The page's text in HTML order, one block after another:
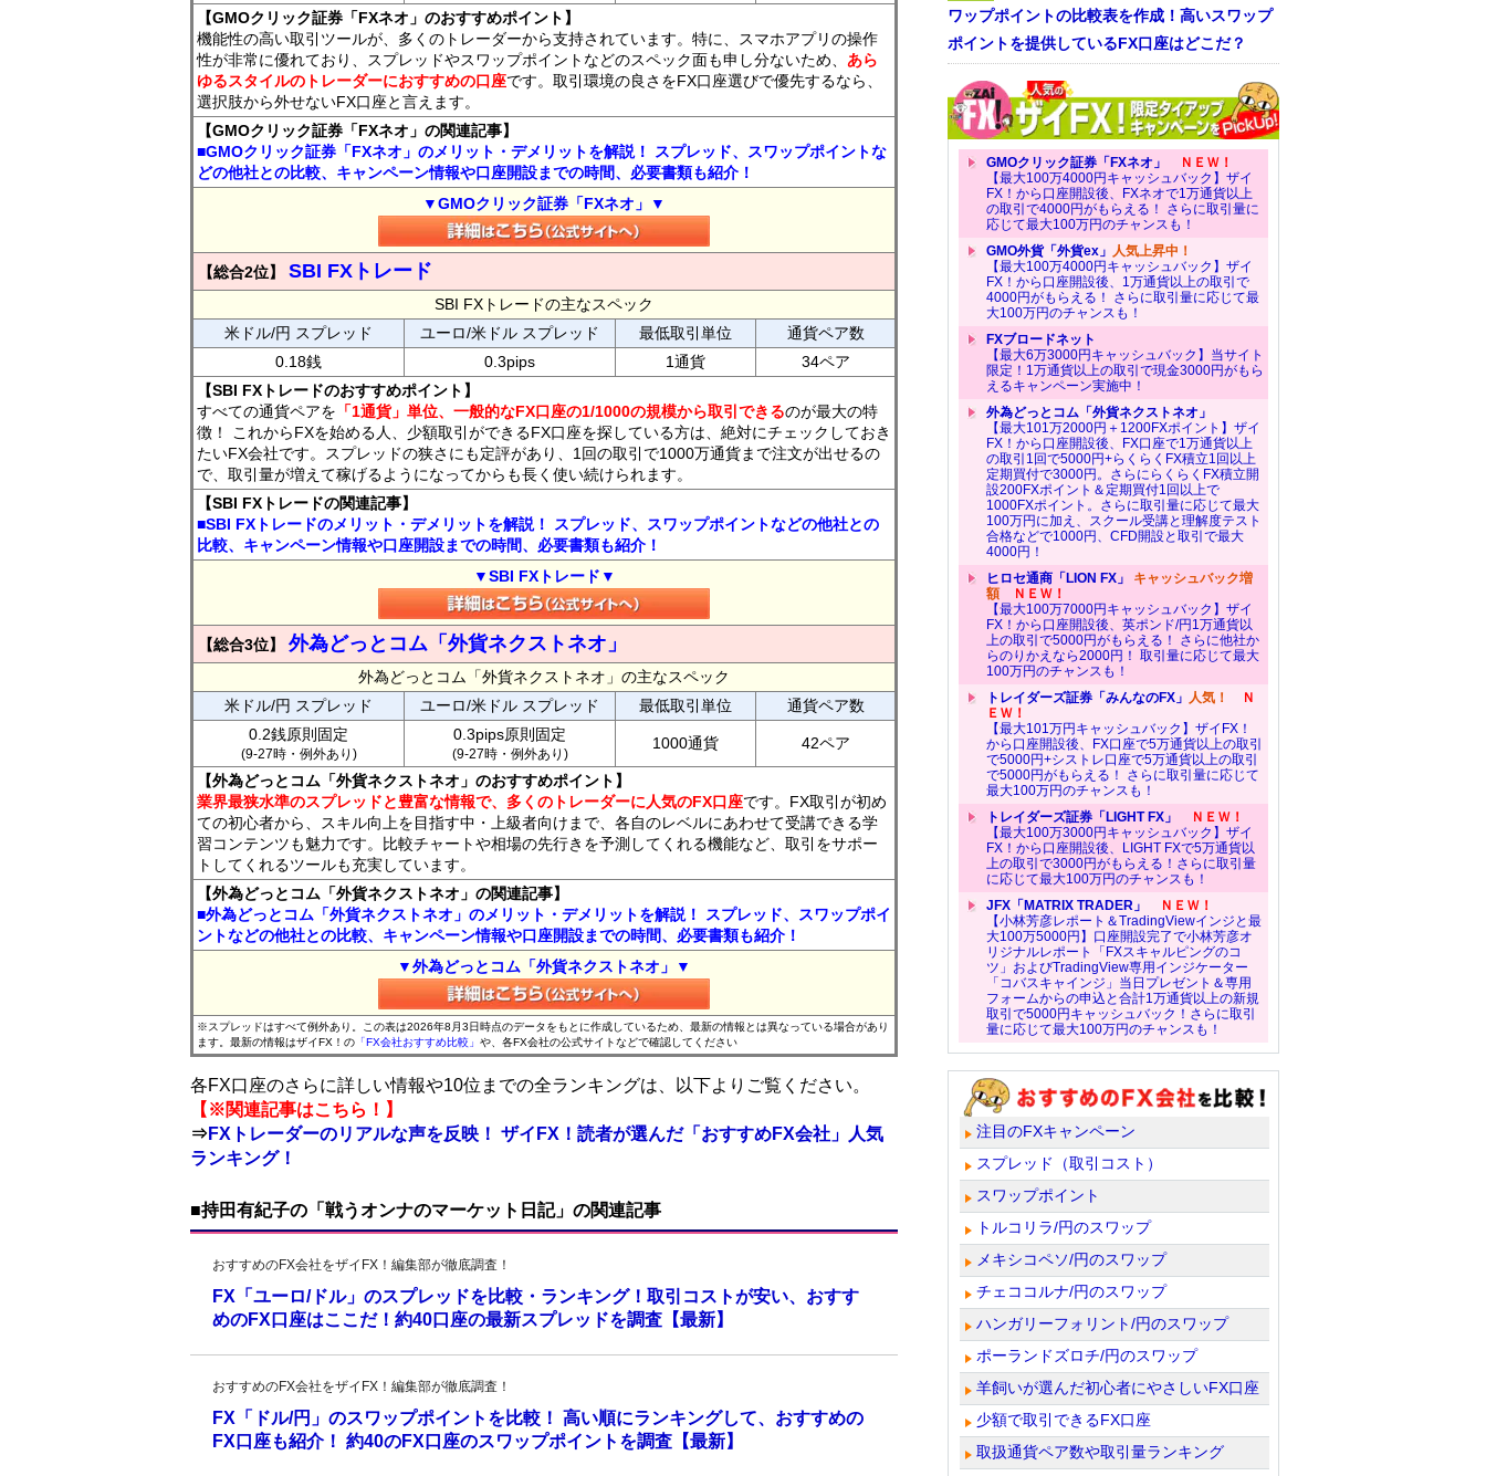
【GMOクリック証券「FXネオ」のおすすめポイント】
機能性の高い取引ツールが、多くのトレーダーから支持されています。特に、スマホアプリの操作
性が非常に優れており、スプレッドやスワップポイントなどのスペック面も申し分ないため、 あら
ゆるスタイルのトレーダーにおすすめの口座です。取引環境の良さをFX口座選びで優先するなら、
選択肢から外せないFX口座と言えます。
【GMOクリック証券「FXネオ」の関連記事】
■GMOクリック証券「FXネオ」のメリット・デメリットを解説！ スプレッド、スワップポイントな
どの他社との比較、キャンペーン情報や口座開設までの時間、必要書類も紹介！
▼GMOクリック証券「FXネオ」▼
【総合2位】 SBI FXトレード
SBI FXトレードの主なスペック
米ドル/円 スプレッド
ユーロ/米ドル スプレッド 最低取引単位
通貨ペア数
0.18銭
0.3pips 1通貨
34ペア
【SBI FXトレードのおすすめポイント】
すべての通貨ペアを 「1通貨」単位、一般的なFX口座の1/1000の規模から取引できるのが最大の特
徴！ これからFXを始める人、少額取引ができるFX口座を探している方は、絶対にチェックしておき
たいFX会社です。スプレッドの狭さにも定評があり、1回の取引で1000万通貨まで注文が出せるの
で、取引量が増えて稼げるようになってからも長く使い続けられます。
【SBI FXトレードの関連記事】
■SBI FXトレードのメリット・デメリットを解説！ スプレッド、スワップポイントなどの他社との
比較、キャンペーン情報や口座開設までの時間、必要書類も紹介！
▼SBI FXトレード▼
【総合3位】 外為どっとコム「外貨ネクストネオ」
外為どっとコム「外貨ネクストネオ」の主なスペック
米ドル/円 スプレッド
ユーロ/米ドル スプレッド 最低取引単位
通貨ペア数
0.2銭原則固定
(9-27時・例外あり)
0.3pips原則固定
(9-27時・例外あり)
1000通貨 42ペア
【外為どっとコム「外貨ネクストネオ」のおすすめポイント】
業界最狭水準のスプレッドと豊富な情報で、多くのトレーダーに人気のFX口座です。FX取引が初め
ての初心者から、スキル向上を目指す中・上級者向けまで、各自のレベルにあわせて受講できる学
習コンテンツも魅力です。比較チャートや相場の先行きを予測してくれる機能など、取引をサポー
トしてくれるツールも充実しています。
【外為どっとコム「外貨ネクストネオ」の関連記事】
■外為どっとコム「外貨ネクストネオ」のメリット・デメリットを解説！ スプレッド、スワップポイ
ントなどの他社との比較、キャンペーン情報や口座開設までの時間、必要書類も紹介！
▼外為どっとコム「外貨ネクストネオ」▼
※スプレッドはすべて例外あり。この表は2026年8月3日時点のデータをもとに作成しているため、最新の情報とは異なっている場合があり
ます。最新の情報はザイFX！の 「FX会社おすすめ比較」 や、各FX会社の公式サイトなどで確認してください
各FX口座のさらに詳しい情報や10位までの全ランキングは、以下よりご覧ください。
【※関連記事はこちら！】
⇒FXトレーダーのリアルな声を反映！ ザイFX！読者が選んだ「おすすめFX会社」人気
ランキング！
■持田有紀子の「戦うオンナのマーケット日記」の関連記事
おすすめのFX会社をザイFX！編集部が徹底調査！
FX「ユーロ/ドル」のスプレッドを比較・ランキング！取引コストが安い、おすす
めのFX口座はここだ！約40口座の最新スプレッドを調査【最新】
おすすめのFX会社をザイFX！編集部が徹底調査！
FX「ドル/円」のスワップポイントを比較！ 高い順にランキングして、おすすめの
FX口座も紹介！ 約40のFX口座のスワップポイントを調査【最新】
ワップポイントの比較表を作成！高いスワップ
ポイントを提供しているFX口座はどこだ？
GMOクリック証券「FXネオ」
ＮＥＷ！
【最大100万4000円キャッシュバック】ザイ
FX！から口座開設後、FXネオで1万通貨以上
の取引で4000円がもらえる！ さらに取引量に
応じて最大100万円のチャンスも！
GMO外貨「外貨ex」 人気上昇中！
【最大100万4000円キャッシュバック】ザイ
FX！から口座開設後、1万通貨以上の取引で
4000円がもらえる！ さらに取引量に応じて最
大100万円のチャンスも！
FXブロードネット
【最大6万3000円キャッシュバック】当サイト
限定！1万通貨以上の取引で現金3000円がもら
えるキャンペーン実施中！
外為どっとコム「外貨ネクストネオ」
【最大101万2000円＋1200FXポイント】ザイ
FX！から口座開設後、FX口座で1万通貨以上
の取引1回で5000円+らくらくFX積立1回以上
定期買付で3000円。さらにらくらくFX積立開
設200FXポイント＆定期買付1回以上で
1000FXポイント。さらに取引量に応じて最大
100万円に加え、スクール受講と理解度テスト
合格などで1000円、CFD開設と取引で最大
4000円！
ヒロセ通商「LION FX」 キャッシュバック増
額ＮＥＷ！
【最大100万7000円キャッシュバック】ザイ
FX！から口座開設後、英ポンド/円1万通貨以
上の取引で5000円がもらえる！ さらに他社か
らのりかえなら2000円！ 取引量に応じて最大
100万円のチャンスも！
トレイダーズ証券「みんなのFX」 人気！
Ｎ
ＥＷ！
【最大101万円キャッシュバック】ザイFX！
から口座開設後、FX口座で5万通貨以上の取引
で5000円+シストレ口座で5万通貨以上の取引
で5000円がもらえる！ さらに取引量に応じて
最大100万円のチャンスも！
トレイダーズ証券「LIGHT FX」
ＮＥＷ！
【最大100万3000円キャッシュバック】ザイ
FX！から口座開設後、LIGHT FXで5万通貨以
上の取引で3000円がもらえる！さらに取引量
に応じて最大100万円のチャンスも！
JFX「MATRIX TRADER」
ＮＥＷ！
【小林芳彦レポート＆TradingViewインジと最
大100万5000円】口座開設完了で小林芳彦オ
リジナルレポート「FXスキャルピングのコ
ツ」およびTradingView専用インジケーター
「コバスキャインジ」当日プレゼント＆専用
フォームからの申込と合計1万通貨以上の新規
取引で5000円キャッシュバック！さらに取引
量に応じて最大100万円のチャンスも！
注目のFXキャンペーン
スプレッド（取引コスト）
スワップポイント
トルコリラ/円のスワップ
メキシコペソ/円のスワップ
チェココルナ/円のスワップ
ハンガリーフォリント/円のスワップ
ポーランドズロチ/円のスワップ
羊飼いが選んだ初心者にやさしいFX口座
少額で取引できるFX口座
取扱通貨ペア数や取引量ランキング